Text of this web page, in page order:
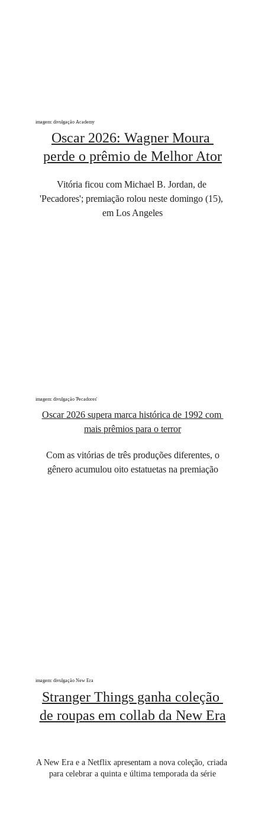
Oscar 2026: Wagner Moura
perde o prêmio de Melhor Ator
Oscar 2026 supera marca histórica de 1992 com
mais prêmios para o terror
Vitória ficou com Michael B. Jordan, de
'Pecadores'; premiação rolou neste domingo (15),
em Los Angeles
gênero acumulou oito estatuetas na premiação
imagem: divulgação Academy
imagem: divulgação 'Pecadores'
Stranger Things ganha coleção
de roupas em collab da New Era
A New Era e a Netflix apresentam a nova coleção, criada
para celebrar a quinta e última temporada da série
imagem: divulgação New Era